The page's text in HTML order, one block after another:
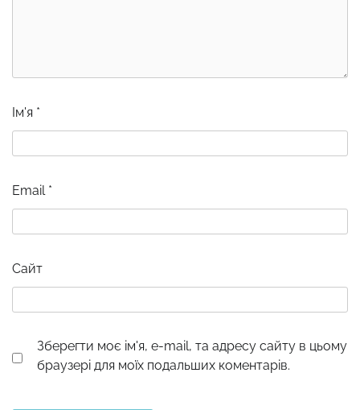
Ім'я *
Email *
Сайт
Зберегти моє ім'я, e-mail, та адресу сайту в цьому
браузері для моїх подальших коментарів.